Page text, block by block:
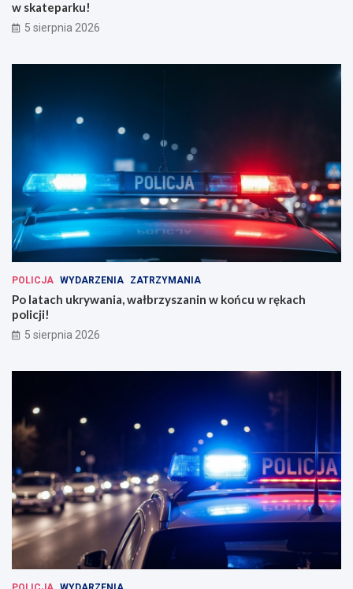
w skateparku!
5 sierpnia 2026
POLICJA WYDARZENIA ZATRZYMANIA
Po latach ukrywania, wałbrzyszanin w końcu w rękach
policji!
5 sierpnia 2026